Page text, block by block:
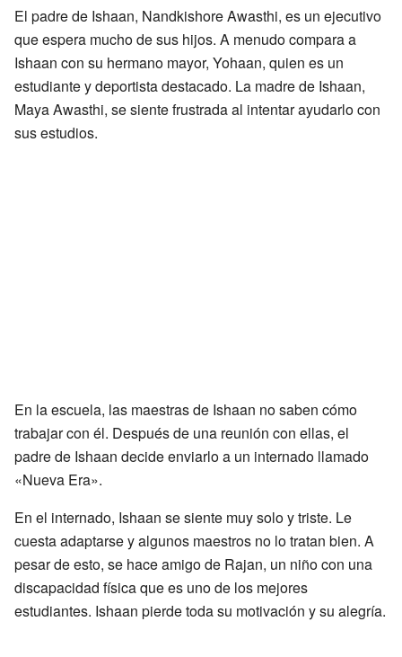
El padre de Ishaan, Nandkishore Awasthi, es un ejecutivo
que espera mucho de sus hijos. A menudo compara a
Ishaan con su hermano mayor, Yohaan, quien es un
estudiante y deportista destacado. La madre de Ishaan,
Maya Awasthi, se siente frustrada al intentar ayudarlo con
sus estudios.
En la escuela, las maestras de Ishaan no saben cómo
trabajar con él. Después de una reunión con ellas, el
padre de Ishaan decide enviarlo a un internado llamado
«Nueva Era».
En el internado, Ishaan se siente muy solo y triste. Le
cuesta adaptarse y algunos maestros no lo tratan bien. A
pesar de esto, se hace amigo de Rajan, un niño con una
discapacidad física que es uno de los mejores
estudiantes. Ishaan pierde toda su motivación y su alegría.